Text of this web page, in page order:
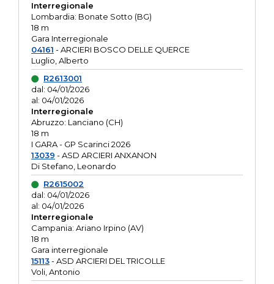
Interregionale
Lombardia: Bonate Sotto (BG)
18 m
Gara Interregionale
04161 - ARCIERI BOSCO DELLE QUERCE
Luglio, Alberto
R2613001
dal: 04/01/2026
al: 04/01/2026
Interregionale
Abruzzo: Lanciano (CH)
18 m
I GARA - GP Scarinci 2026
13039 - ASD ARCIERI ANXANON
Di Stefano, Leonardo
R2615002
dal: 04/01/2026
al: 04/01/2026
Interregionale
Campania: Ariano Irpino (AV)
18 m
Gara interregionale
15113- ASD ARCIERI DEL TRICOLLE
Voli, Antonio